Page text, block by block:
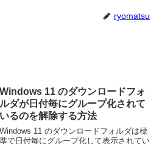
ryomatsu
Windows 11 のダウンロードフォ
ルダが日付毎にグループ化されて
いるのを解除する方法
Windows 11 のダウンロードフォルダは標
準で日付毎にグループ化して表示されてい